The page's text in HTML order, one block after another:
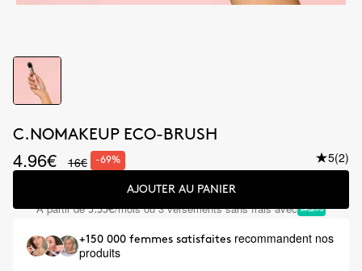
C.NOMAKEUP ECO-BRUSH
4.96€ 16€ -69% 5(2)
AJOUTER AU PANIER
À partir de5.33€/mois ou 3 versements sans frais avec
+150 000 femmes satisfaites recommandent nos
produits